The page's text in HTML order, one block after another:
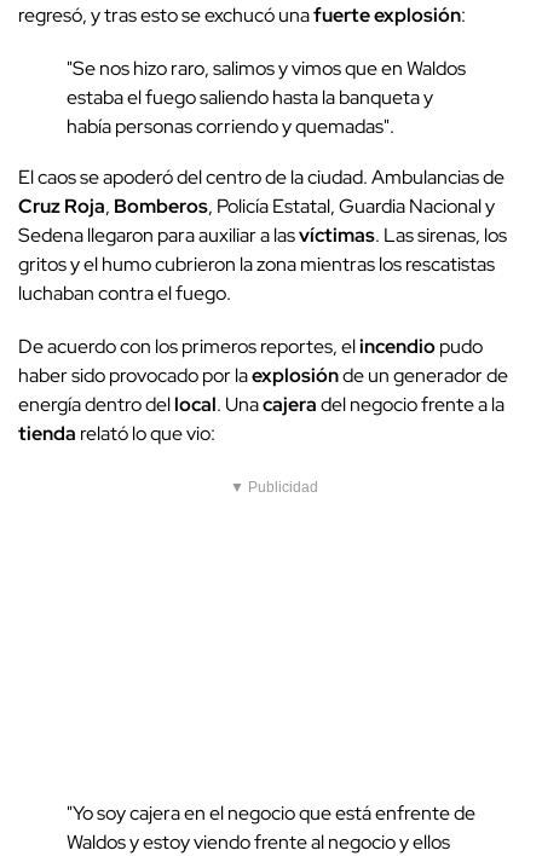
regresó, y tras esto se exchucó unafuerte explosión:
"Se nos hizo raro, salimos y vimos que en Waldos
estaba el fuego saliendo hasta la banqueta y
había personas corriendo y quemadas".
El caos se apoderó del centro de la ciudad. Ambulancias de
Cruz Roja, Bomberos, Policía Estatal, Guardia Nacional y
Sedena llegaron para auxiliar a lasvíctimas. Las sirenas, los
gritos y el humo cubrieron la zona mientras los rescatistas
luchaban contra el fuego.
De acuerdo con los primeros reportes, elincendiopudo
haber sido provocado por laexplosiónde un generador de
energía dentro dellocal. Unacajeradel negocio frente a la
tienda relató lo que vio:
▼ Publicidad
"Yo soy cajera en el negocio que está enfrente de
Waldos y estoy viendo frente al negocio y ellos